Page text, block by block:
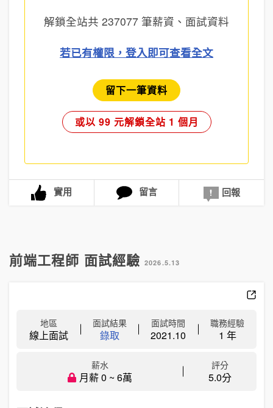
解鎖全站共 237077 筆薪資、面試資料
若已有權限，登入即可查看全文
留下一筆資料
或以 99 元解鎖全站 1 個月
實用 留言 回報
前端工程師 面試經驗 2026.5.13
地區
線上面試
面試結果
錄取
面試時間
2021.10
職務經驗
1 年
薪水
月薪 0 ~ 6萬
評分
5.0分